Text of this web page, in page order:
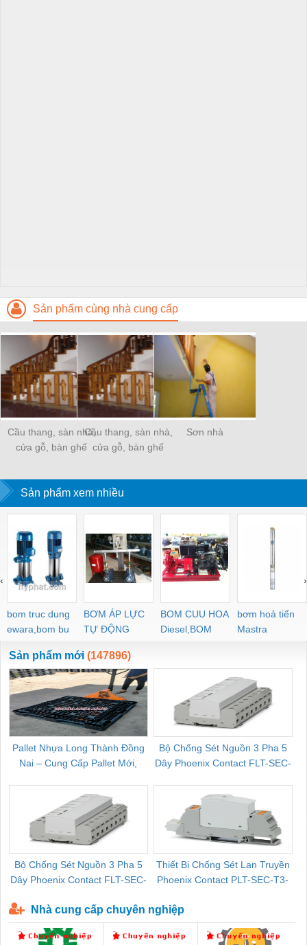
Sản phẩm cùng nhà cung cấp
Cầu thang, sàn nhà,
cửa gỗ, bàn ghế
Cầu thang, sàn nhà,
cửa gỗ, bàn ghế
Sơn nhà
Sản phẩm xem nhiều
bom truc dung
ewara,bom bu
ewara
BƠM ÁP LỰC
TỰ ĐỘNG
BOM CUU HOA
Diesel,BOM
CHUA CHAY
bơm hoả tiển
Mastra
‹ ›
Sản phẩm mới (147896)
Pallet Nhựa Long Thành Đồng
Nai – Cung Cấp Pallet Mới,
Bộ Chống Sét Nguồn 3 Pha 5
Dây Phoenix Contact FLT-SEC-
Bộ Chống Sét Nguồn 3 Pha 5
Dây Phoenix Contact FLT-SEC-
Thiết Bị Chống Sét Lan Truyền
Phoenix Contact PLT-SEC-T3-
Nhà cung cấp chuyên nghiệp